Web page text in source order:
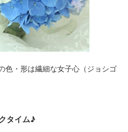
色・形は繊細な女子心（ジョシゴ
タイム♪